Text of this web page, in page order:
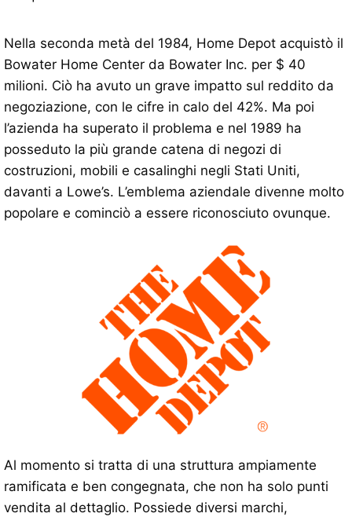
Nella seconda metà del 1984, Home Depot acquistò il
Bowater Home Center da Bowater Inc. per $ 40
milioni. Ciò ha avuto un grave impatto sul reddito da
negoziazione, con le cifre in calo del 42%. Ma poi
l’azienda ha superato il problema e nel 1989 ha
posseduto la più grande catena di negozi di
costruzioni, mobili e casalinghi negli Stati Uniti,
davanti a Lowe’s. L’emblema aziendale divenne molto
popolare e cominciò a essere riconosciuto ovunque.
Al momento si tratta di una struttura ampiamente
ramificata e ben congegnata, che non ha solo punti
vendita al dettaglio. Possiede diversi marchi,